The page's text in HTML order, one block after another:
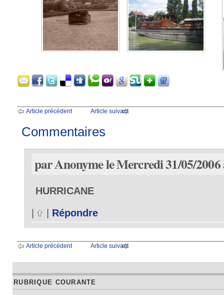
Article précédent Article suivant
Commentaires
par Anonyme le Mercredi 31/05/2006
HURRICANE
Répondre
Article précédent Article suivant
RUBRIQUE COURANTE